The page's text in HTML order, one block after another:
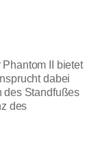
II bietet
dabei
des Standfußes
des